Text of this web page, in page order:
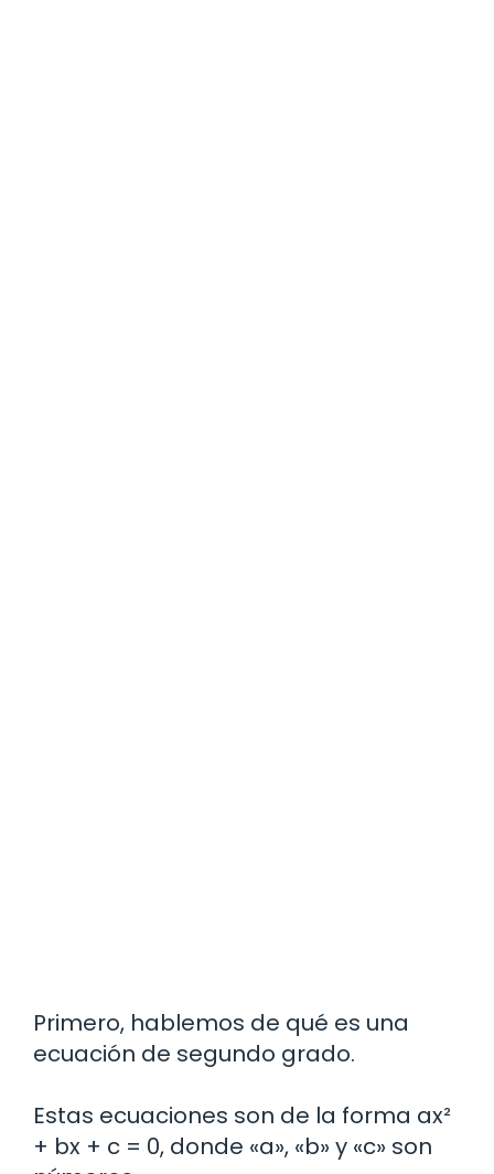
Primero, hablemos de qué es una
ecuación de segundo grado.
Estas ecuaciones son de la forma ax²
+ bx + c = 0, donde «a», «b» y «c» son